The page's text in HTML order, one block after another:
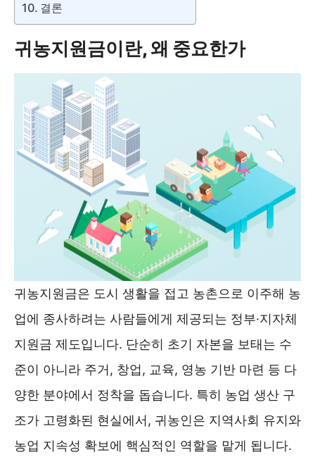
결론
귀농지원금이란, 왜 중요한가
귀농지원금은 도시 생활을 접고 농촌으로 이주해 농
업에 종사하려는 사람들에게 제공되는 정부·지자체
지원금 제도입니다. 단순히 초기 자본을 보태는 수
준이 아니라 주거, 창업, 교육, 영농 기반 마련 등 다
양한 분야에서 정착을 돕습니다. 특히 농업 생산 구
조가 고령화된 현실에서, 귀농인은 지역사회 유지와
농업 지속성 확보에 핵심적인 역할을 맡게 됩니다.